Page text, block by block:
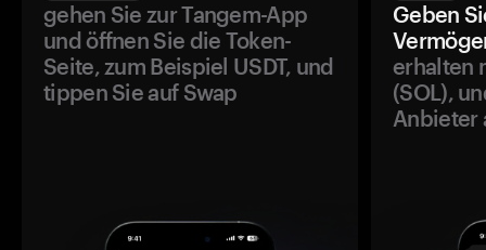
gehen Sie zur Tangem-App
und öffnen Sie die Token-
Seite, zum Beispiel USDT, und
tippen Sie auf Swap
Geben
erhalten
(SOL),
Anbieter